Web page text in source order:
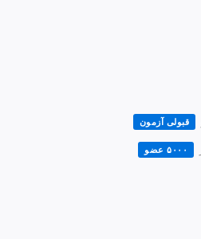
قبولی آزمون
۵۰۰۰ عضو